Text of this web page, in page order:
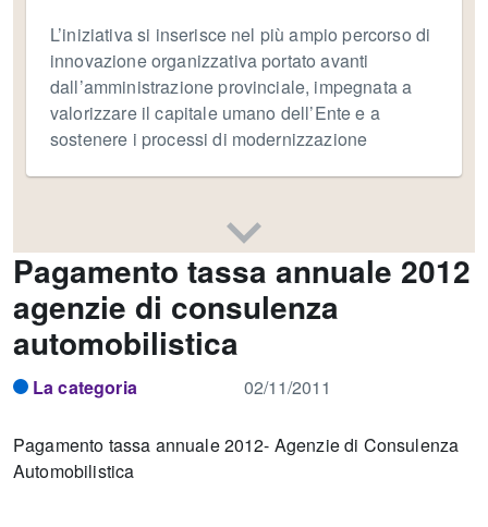
L’iniziativa si inserisce nel più ampio percorso di
innovazione organizzativa portato avanti
dall’amministrazione provinciale, impegnata a
valorizzare il capitale umano dell’Ente e a
sostenere i processi di modernizzazione
Pagamento tassa annuale 2012
agenzie di consulenza
automobilistica
La categoria 02/11/2011
Pagamento tassa annuale 2012- Agenzie di Consulenza
Automobilistica